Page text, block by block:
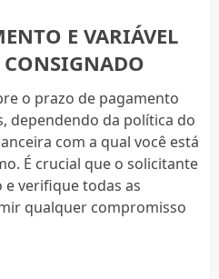
E VARIÁVEL
o prazo de pagamento
dependendo da política do
com a qual você está
É crucial que o solicitante
e verifique todas as
qualquer compromisso